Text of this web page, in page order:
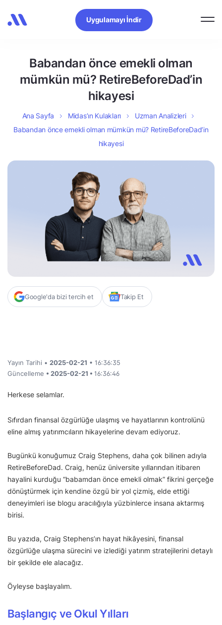
Uygulamayı İndir
Babandan önce emekli olman
mümkün mü? RetireBeforeDad’in
hikayesi
Ana Sayfa Midas’ın Kulakları
Uzman Analizleri
Babandan önce emekli olman mümkün mü? RetireBeforeDad’in
hikayesi
Google'da bizi tercih et Takip Et
Yayın Tarihi • 2025-02-21 • 16:36:35
Güncelleme • 2025-02-21 • 16:36:46
Herkese selamlar.
Sıfırdan finansal özgürlüğe ulaşmış ve hayatlarının kontrolünü
eline almış yatırımcıların hikayelerine devam ediyoruz.
Bugünkü konuğumuz Craig Stephens, daha çok bilinen adıyla
RetireBeforeDad. Craig, henüz üniversite yıllarından itibaren
hayalini kurduğu “babamdan önce emekli olmak” fikrini gerçeğe
dönüştürmek için kendine özgü bir yol çizmiş, elde ettiği
deneyimleri ise blogu aracılığıyla yüzbinlerce insana aktarmış
birisi.
Bu yazıda, Craig Stephens’ın hayat hikâyesini, finansal
özgürlüğe ulaşma sürecini ve izlediği yatırım stratejilerini detaylı
bir şekilde ele alacağız.
Öyleyse başlayalım.
Başlangıç ve Okul Yılları